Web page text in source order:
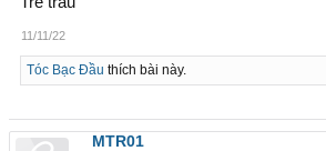
11/11/22
Tóc Bạc Đầu thích bài này.
MTR01